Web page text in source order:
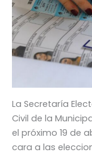
La Secretaría
Civil de la
el próximo 19 de
cara a las